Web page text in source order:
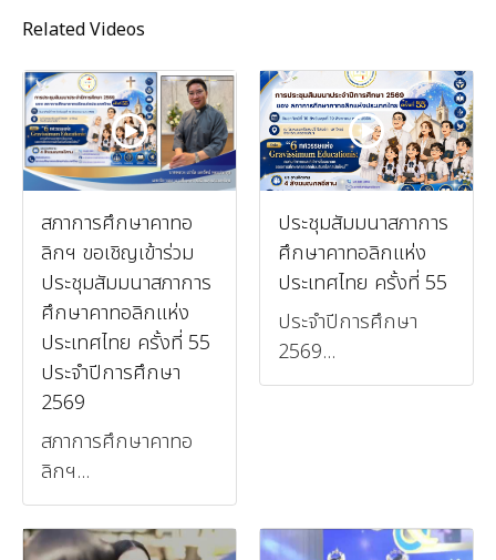
Related Videos
สภาการศึกษาคาทอ
ลิกฯ ขอเชิญเข้าร่วม
ประชุมสัมมนาสภาการ
ศึกษาคาทอลิกแห่ง
ประเทศไทย ครั้งที่ 55
ประจำปีการศึกษา
2569
สภาการศึกษาคาทอ
ลิกฯ...
ประชุมสัมมนาสภาการ
ศึกษาคาทอลิกแห่ง
ประเทศไทย ครั้งที่ 55
ประจำปีการศึกษา
2569...